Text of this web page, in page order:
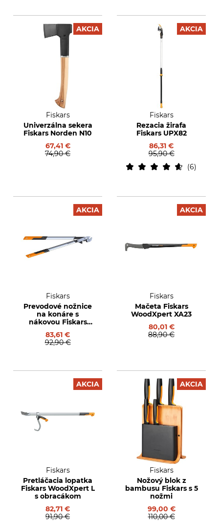
AKCIA
Fiskars
Univerzálna sekera
Fiskars Norden N10
67,41 €
74,90 €
AKCIA
Fiskars
Rezacia žirafa
Fiskars UPX82
86,31 €
95,90 €
6
AKCIA
Fiskars
Prevodové nožnice
na konáre s
nákovou Fiskars
83,61 €
92,90 €
AKCIA
Fiskars
Mačeta Fiskars
WoodXpert XA23
80,01 €
88,90 €
AKCIA
Fiskars
Pretláčacia lopatka
Fiskars WoodXpert L
s obracákom
82,71 €
91,90 €
AKCIA
Fiskars
Nožový blok z
bambusu Fiskars s 5
nožmi
99,00 €
110,00 €